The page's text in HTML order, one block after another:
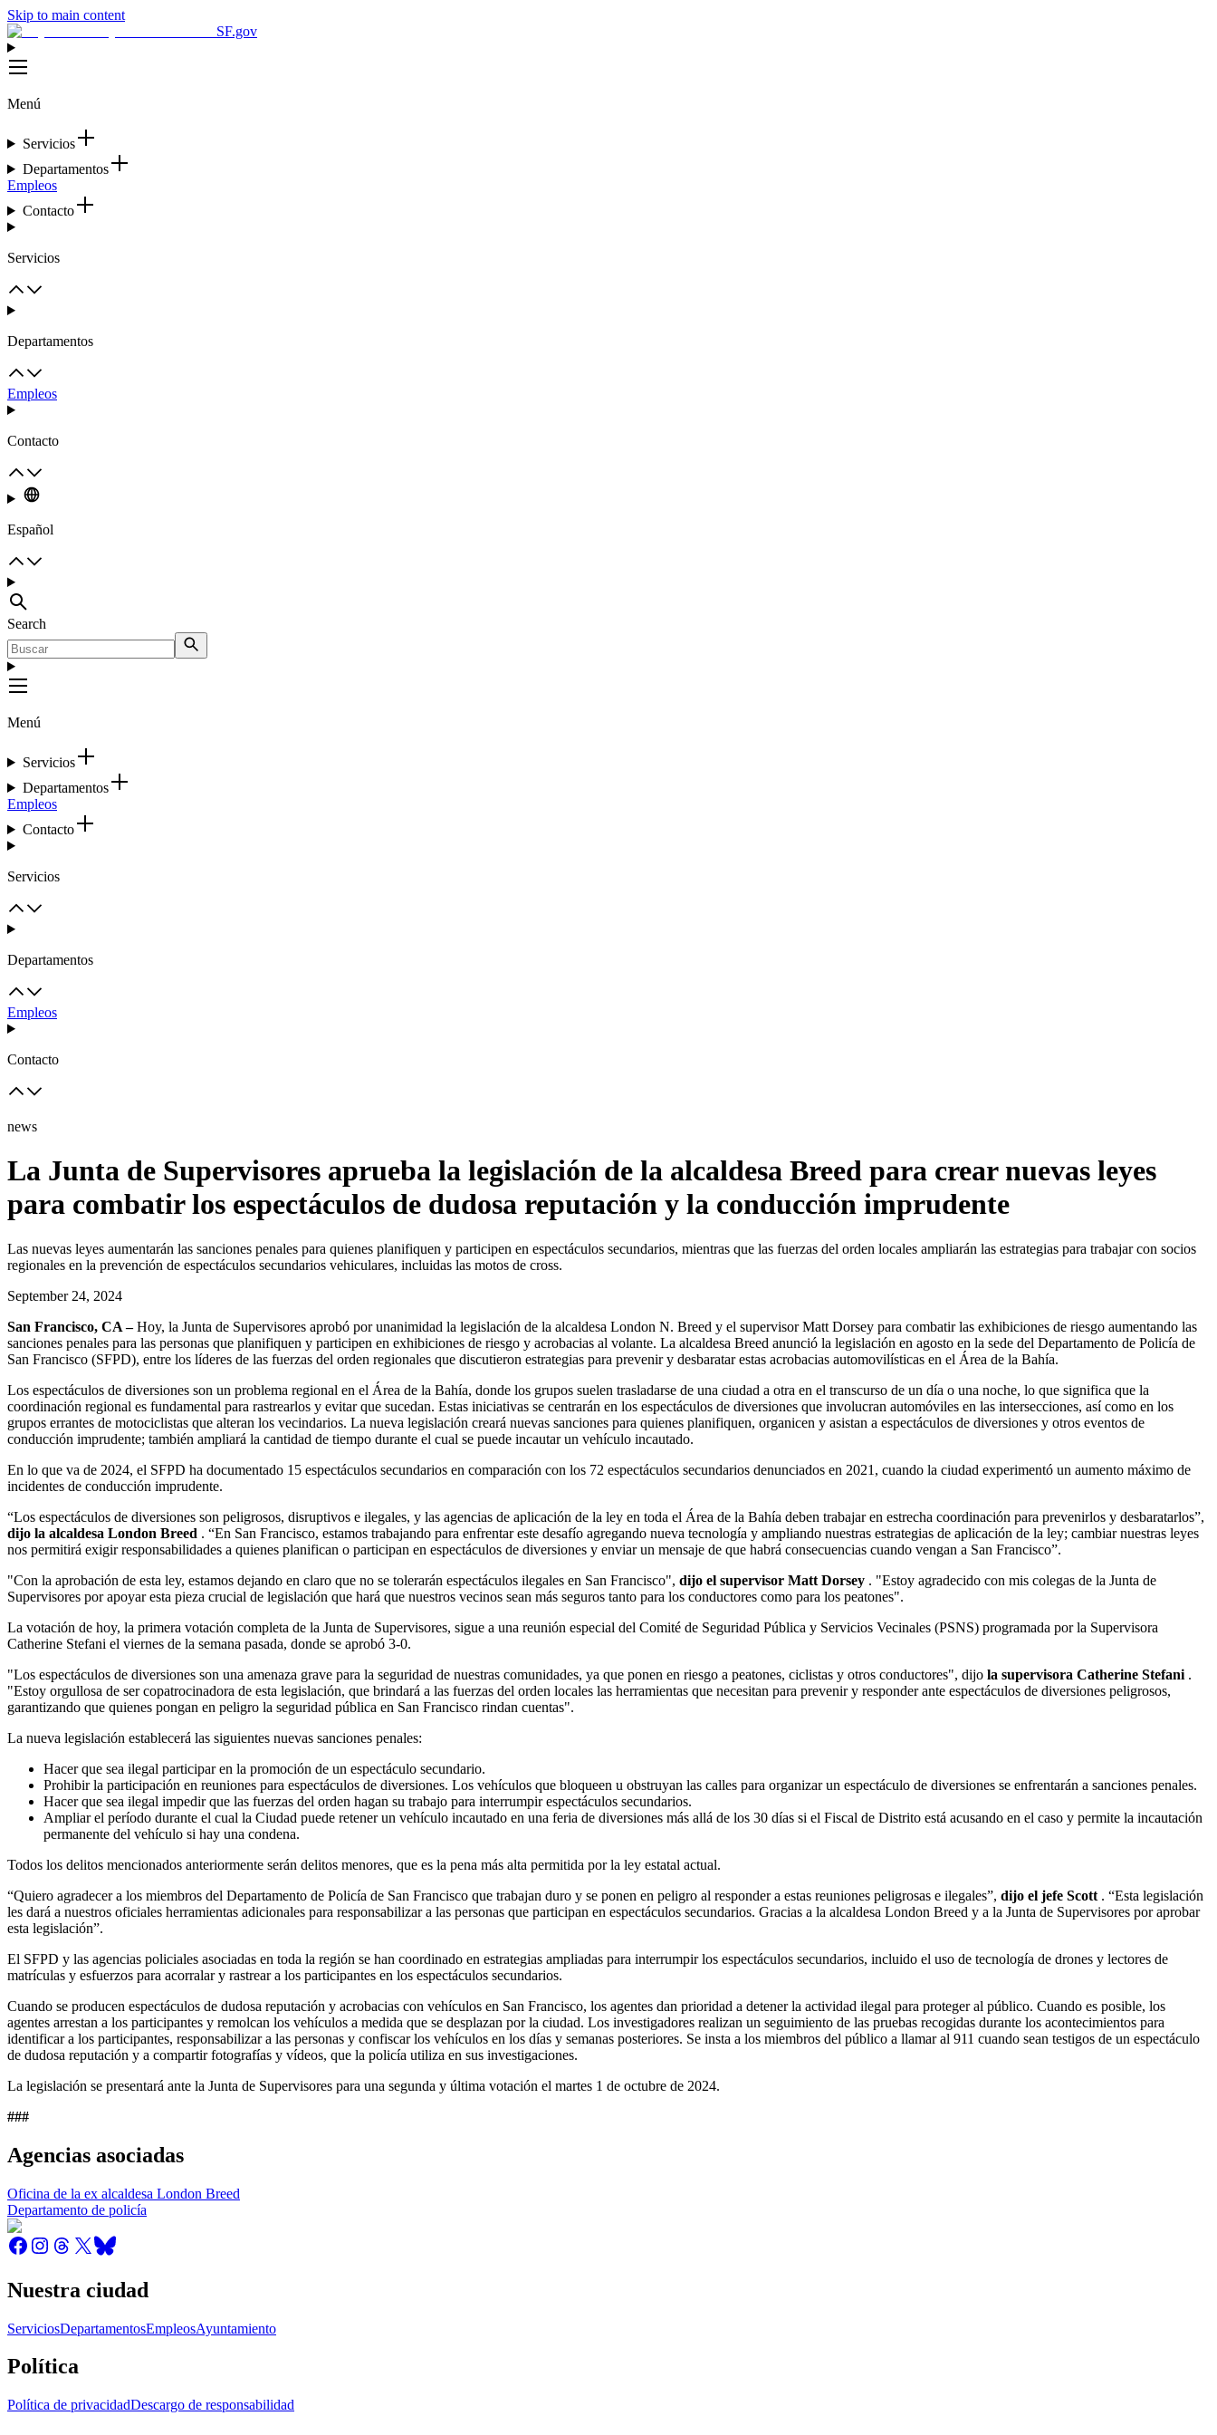
Skip to main content
SF.gov
Menú
Servicios
Departamentos
Empleos
Contacto
Servicios
Departamentos
Empleos
Contacto
Español
Search
Menú
Servicios
Departamentos
Empleos
Contacto
Servicios
Departamentos
Empleos
Contacto
news
La Junta de Supervisores aprueba la legislación de la alcaldesa Breed para crear nuevas leyes
para combatir los espectáculos de dudosa reputación y la conducción imprudente
Las nuevas leyes aumentarán las sanciones penales para quienes planifiquen y participen en espectáculos secundarios, mientras que las fuerzas del orden locales ampliarán las estrategias para trabajar con socios
regionales en la prevención de espectáculos secundarios vehiculares, incluidas las motos de cross.
September 24, 2024
San Francisco, CA –Hoy, la Junta de Supervisores aprobó por unanimidad la legislación de la alcaldesa London N. Breed y el supervisor Matt Dorsey para combatir las exhibiciones de riesgo aumentando las
sanciones penales para las personas que planifiquen y participen en exhibiciones de riesgo y acrobacias al volante. La alcaldesa Breed anunció la legislación en agosto en la sede del Departamento de Policía de
San Francisco (SFPD), entre los líderes de las fuerzas del orden regionales que discutieron estrategias para prevenir y desbaratar estas acrobacias automovilísticas en el Área de la Bahía.
Los espectáculos de diversiones son un problema regional en el Área de la Bahía, donde los grupos suelen trasladarse de una ciudad a otra en el transcurso de un día o una noche, lo que significa que la
coordinación regional es fundamental para rastrearlos y evitar que sucedan. Estas iniciativas se centrarán en los espectáculos de diversiones que involucran automóviles en las intersecciones, así como en los
grupos errantes de motociclistas que alteran los vecindarios. La nueva legislación creará nuevas sanciones para quienes planifiquen, organicen y asistan a espectáculos de diversiones y otros eventos de
conducción imprudente; también ampliará la cantidad de tiempo durante el cual se puede incautar un vehículo incautado.
En lo que va de 2024, el SFPD ha documentado 15 espectáculos secundarios en comparación con los 72 espectáculos secundarios denunciados en 2021, cuando la ciudad experimentó un aumento máximo de
incidentes de conducción imprudente.
“Los espectáculos de diversiones son peligrosos, disruptivos e ilegales, y las agencias de aplicación de la ley en toda el Área de la Bahía deben trabajar en estrecha coordinación para prevenirlos y desbaratarlos”,
dijo la alcaldesa London Breed . “En San Francisco, estamos trabajando para enfrentar este desafío agregando nueva tecnología y ampliando nuestras estrategias de aplicación de la ley; cambiar nuestras leyes
nos permitirá exigir responsabilidades a quienes planifican o participan en espectáculos de diversiones y enviar un mensaje de que habrá consecuencias cuando vengan a San Francisco”.
"Con la aprobación de esta ley, estamos dejando en claro que no se tolerarán espectáculos ilegales en San Francisco", dijo el supervisor Matt Dorsey . "Estoy agradecido con mis colegas de la Junta de
Supervisores por apoyar esta pieza crucial de legislación que hará que nuestros vecinos sean más seguros tanto para los conductores como para los peatones".
La votación de hoy, la primera votación completa de la Junta de Supervisores, sigue a una reunión especial del Comité de Seguridad Pública y Servicios Vecinales (PSNS) programada por la Supervisora
Catherine Stefani el viernes de la semana pasada, donde se aprobó 3-0.
"Los espectáculos de diversiones son una amenaza grave para la seguridad de nuestras comunidades, ya que ponen en riesgo a peatones, ciclistas y otros conductores", dijo la supervisora Catherine Stefani .
"Estoy orgullosa de ser copatrocinadora de esta legislación, que brindará a las fuerzas del orden locales las herramientas que necesitan para prevenir y responder ante espectáculos de diversiones peligrosos,
garantizando que quienes pongan en peligro la seguridad pública en San Francisco rindan cuentas".
La nueva legislación establecerá las siguientes nuevas sanciones penales:
Hacer que sea ilegal participar en la promoción de un espectáculo secundario.
Prohibir la participación en reuniones para espectáculos de diversiones. Los vehículos que bloqueen u obstruyan las calles para organizar un espectáculo de diversiones se enfrentarán a sanciones penales.
Hacer que sea ilegal impedir que las fuerzas del orden hagan su trabajo para interrumpir espectáculos secundarios.
Ampliar el período durante el cual la Ciudad puede retener un vehículo incautado en una feria de diversiones más allá de los 30 días si el Fiscal de Distrito está acusando en el caso y permite la incautación
permanente del vehículo si hay una condena.
Todos los delitos mencionados anteriormente serán delitos menores, que es la pena más alta permitida por la ley estatal actual.
“Quiero agradecer a los miembros del Departamento de Policía de San Francisco que trabajan duro y se ponen en peligro al responder a estas reuniones peligrosas e ilegales”, dijo el jefe Scott . “Esta legislación
les dará a nuestros oficiales herramientas adicionales para responsabilizar a las personas que participan en espectáculos secundarios. Gracias a la alcaldesa London Breed y a la Junta de Supervisores por aprobar
esta legislación”.
El SFPD y las agencias policiales asociadas en toda la región se han coordinado en estrategias ampliadas para interrumpir los espectáculos secundarios, incluido el uso de tecnología de drones y lectores de
matrículas y esfuerzos para acorralar y rastrear a los participantes en los espectáculos secundarios.
Cuando se producen espectáculos de dudosa reputación y acrobacias con vehículos en San Francisco, los agentes dan prioridad a detener la actividad ilegal para proteger al público. Cuando es posible, los
agentes arrestan a los participantes y remolcan los vehículos a medida que se desplazan por la ciudad. Los investigadores realizan un seguimiento de las pruebas recogidas durante los acontecimientos para
identificar a los participantes, responsabilizar a las personas y confiscar los vehículos en los días y semanas posteriores. Se insta a los miembros del público a llamar al 911 cuando sean testigos de un espectáculo
de dudosa reputación y a compartir fotografías y vídeos, que la policía utiliza en sus investigaciones.
La legislación se presentará ante la Junta de Supervisores para una segunda y última votación el martes 1 de octubre de 2024.
###
Agencias asociadas
Oficina de la ex alcaldesa London Breed
Departamento de policía
Nuestra ciudad
ServiciosDepartamentosEmpleosAyuntamiento
Política
Política de privacidadDescargo de responsabilidad